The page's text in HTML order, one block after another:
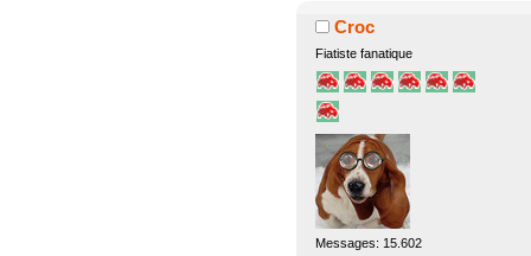
Croc
Fiatiste fanatique
Messages: 15.602